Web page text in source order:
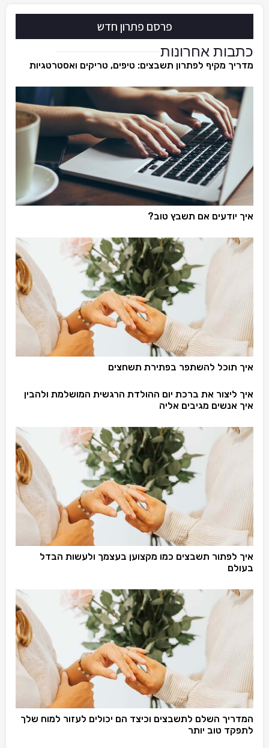
פרסם פתרון חדש
כתבות אחרונות
מדריך מקיף לפתרון תשבצים: טיפים, טריקים ואסטרטגיות
איך יודעים אם תשבץ טוב?
איך תוכל להשתפר בפתירת תשחצים
איך ליצור את ברכת יום ההולדת הרגשית המושלמת ולהבין
איך אנשים מגיבים אליה
איך לפתור תשבצים כמו מקצוען בעצמך ולעשות הבדל
בעולם
המדריך השלם לתשבצים וכיצד הם יכולים לעזור למוח שלך
לתפקד טוב יותר